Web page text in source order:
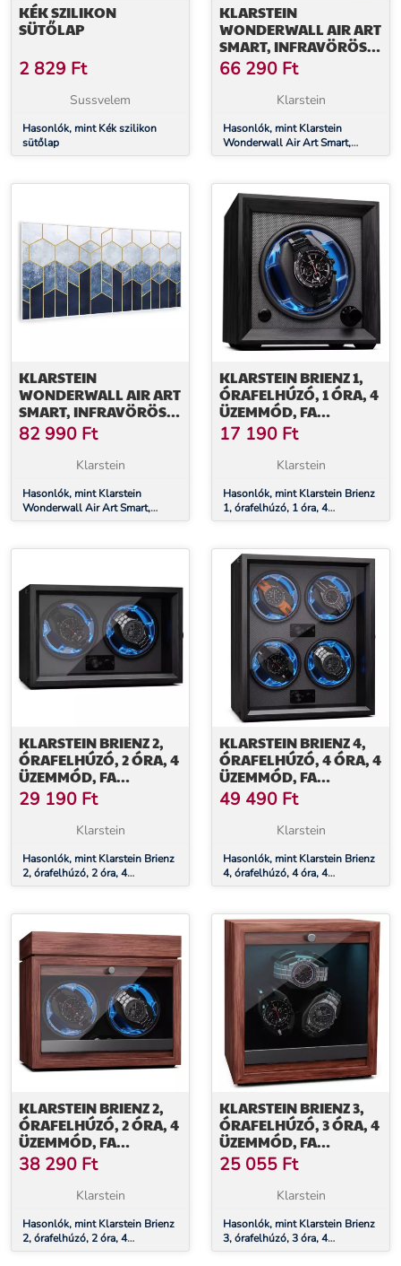
KÉK SZILIKON
SÜTŐLAP
2 829 Ft
Sussvelem
Hasonlók, mint Kék szilikon
sütőlap
KLARSTEIN
WONDERWALL AIR ART
SMART, INFRAVÖRÖS
HŐSUGÁRZÓ, 80 X 60
CM, 500 W, KÉK
HULLÁMOK
66 290 Ft
Klarstein
Hasonlók, mint Klarstein
Wonderwall Air Art Smart,
infravörös hősugárzó, 80 x 60
KLARSTEIN
WONDERWALL AIR ART
SMART, INFRAVÖRÖS
HŐSUGÁRZÓ, 120 X 60
CM, 700 W, KÉK CSÍK
82 990 Ft
Klarstein
Hasonlók, mint Klarstein
Wonderwall Air Art Smart,
infravörös hősugárzó, 120 x 60
KLARSTEIN BRIENZ 1,
ÓRAFELHÚZÓ, 1 ÓRA, 4
ÜZEMMÓD, FA
MEGJELENÉS, KÉK
BELSŐ VILÁGÍTÁS
17 190 Ft
Klarstein
Hasonlók, mint Klarstein Brienz
1, órafelhúzó, 1 óra, 4
üzemmód, fa megjelenés, kék
KLARSTEIN BRIENZ 2,
ÓRAFELHÚZÓ, 2 ÓRA, 4
ÜZEMMÓD, FA
MEGJELENÉS, KÉK
BELSŐ VILÁGÍTÁS
29 190 Ft
Klarstein
Hasonlók, mint Klarstein Brienz
2, órafelhúzó, 2 óra, 4
üzemmód, fa megjelenés, kék
KLARSTEIN BRIENZ 4,
ÓRAFELHÚZÓ, 4 ÓRA, 4
ÜZEMMÓD, FA
MEGJELENÉS, KÉK
BELSŐ VILÁGÍTÁS
49 490 Ft
Klarstein
Hasonlók, mint Klarstein Brienz
4, órafelhúzó, 4 óra, 4
üzemmód, fa megjelenés, kék
KLARSTEIN BRIENZ 2,
ÓRAFELHÚZÓ, 2 ÓRA, 4
ÜZEMMÓD, FA
MEGJELENÉS, KÉK
BELSŐ VILÁGÍTÁS,
ÉKSZERREKESZ
38 290 Ft
Klarstein
Hasonlók, mint Klarstein Brienz
2, órafelhúzó, 2 óra, 4
üzemmód, fa megjelenés, kék
KLARSTEIN BRIENZ 3,
ÓRAFELHÚZÓ, 3 ÓRA, 4
ÜZEMMÓD, FA
MEGJELENÉS, KÉK
BELSŐ VILÁGÍTÁS
25 055 Ft
Klarstein
Hasonlók, mint Klarstein Brienz
3, órafelhúzó, 3 óra, 4
üzemmód, fa megjelenés, kék